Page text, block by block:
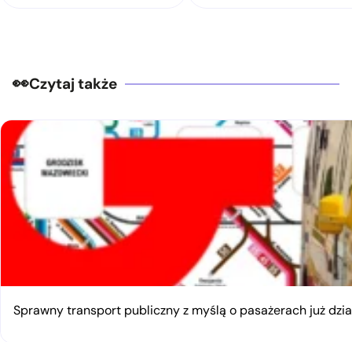
Czytaj także
Sprawny transport publiczny z myślą o pasażerach już